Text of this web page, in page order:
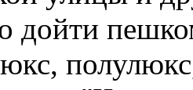
дойти